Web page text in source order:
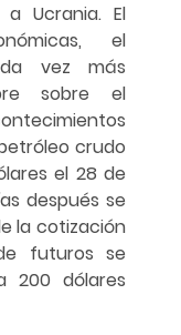
Ucrania. El
el
vez más
sobre el
crudo
el 28 de
después se
la cotización
futuros se
200 dólares